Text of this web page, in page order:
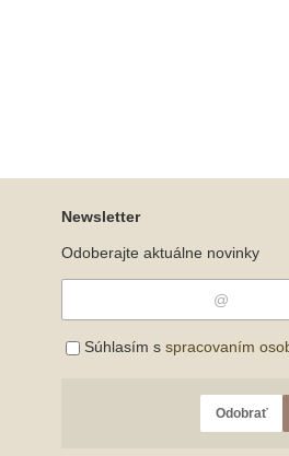
Newsletter
Odoberajte aktuálne novinky
Súhlasím s spracovaním
Odobrať